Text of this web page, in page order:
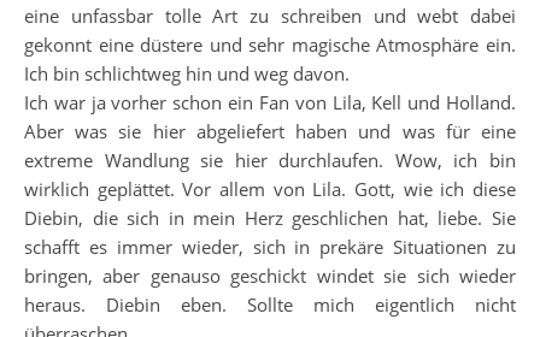
eine unfassbar tolle Art zu schreiben und webt dabei
gekonnt eine düstere und sehr magische Atmosphäre ein.
Ich bin schlichtweg hin und weg davon.
Ich war ja vorher schon ein Fan von Lila, Kell und Holland.
Aber was sie hier abgeliefert haben und was für eine
extreme Wandlung sie hier durchlaufen. Wow, ich bin
wirklich geplättet. Vor allem von Lila. Gott, wie ich diese
Diebin, die sich in mein Herz geschlichen hat, liebe. Sie
schafft es immer wieder, sich in prekäre Situationen zu
bringen, aber genauso geschickt windet sie sich wieder
heraus. Diebin eben. Sollte mich eigentlich nicht